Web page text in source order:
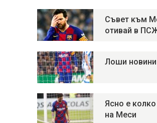
Съвет към
отивай в
Лоши
Ясно е колко
на Меси